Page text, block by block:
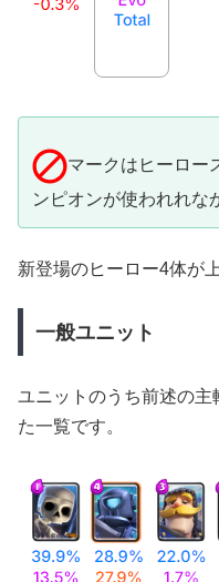
マークはヒーロー
ンピオンが使われれな
新登場のヒーロー4体が
一般ユニット
ユニットのうち前述の
た一覧です。